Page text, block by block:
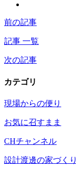
前の記事
記事 一覧
次の記事
カテゴリ
現場からの便り
お気に召すまま
CHチャンネル
設計渡邊の家づくり